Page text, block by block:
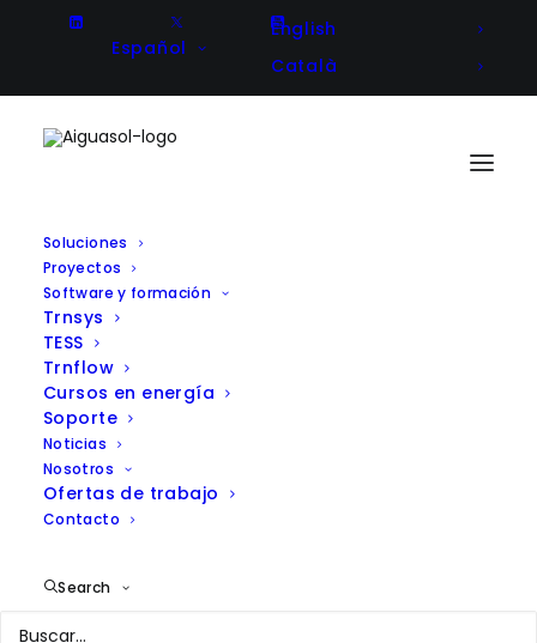
Español
English
Català
Soluciones
Proyectos
Software y formación
Trnsys
TESS
Trnflow
Cursos en energía
Soporte
Noticias
Nosotros
Ofertas de trabajo
Contacto
Search
HOUSEFUL – Soluciones y
servicios circulares innovadores
para el sector de la vivienda.
Client
European Commission
Year
Services